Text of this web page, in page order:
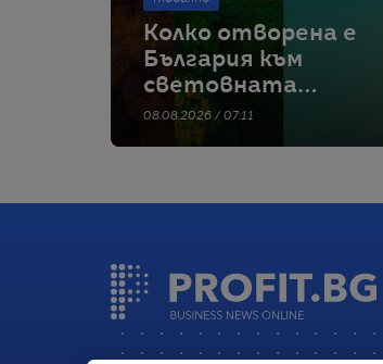
Колко отворена е
България към
световната
икономика отвъд
08.08.2026 / 07:11